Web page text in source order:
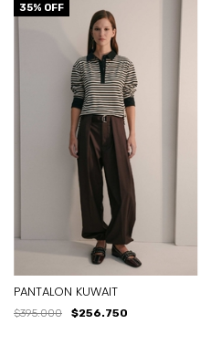
35% OFF
PANTALON KUWAIT
$395.000 $256.750